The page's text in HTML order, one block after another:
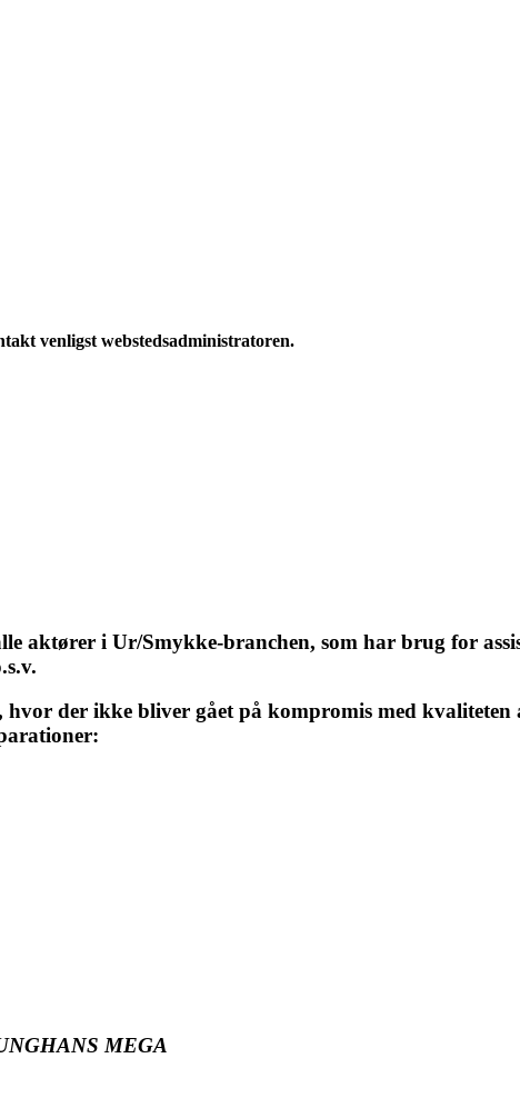
venligst webstedsadministratoren.
aktører i Ur/Smykke-branchen, som har brug for
der ikke bliver gået på kompromis med
MEGA